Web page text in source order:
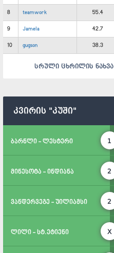
8 teamwork 55.4
9 Jamela 42.7
10 gugson 38.3
სრული ცხრილის ნახვა
კვირის "კუში"
ბარნლი - ლესტერი 1
მინესოტა - ინდიანა 2
ვანდერვეგე - უილიამსი 2
ლილი - სტ.ეტიენი X